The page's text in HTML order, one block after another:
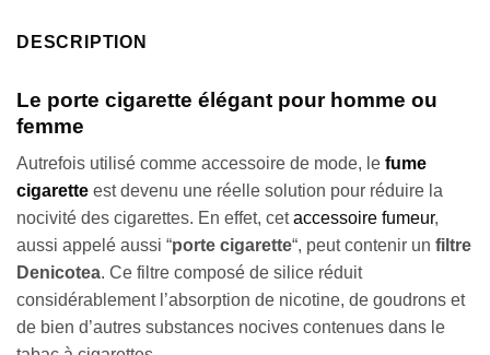
DESCRIPTION
Le porte cigarette élégant pour homme ou
femme
Autrefois utilisé comme accessoire de mode, le fume
cigarette est devenu une réelle solution pour réduire la
nocivité des cigarettes. En effet, cetaccessoire fumeur,
aussi appelé aussi “porte cigarette“, peut contenir un filtre
Denicotea. Ce filtre composé de silice réduit
considérablement l’absorption de nicotine, de goudrons et
de bien d’autres substances nocives contenues dans le